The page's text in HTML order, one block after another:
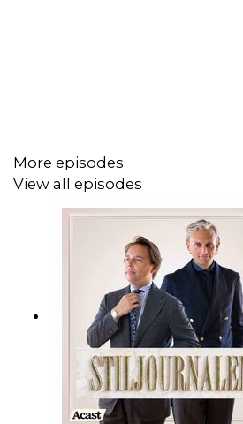
More episodes
View all episodes